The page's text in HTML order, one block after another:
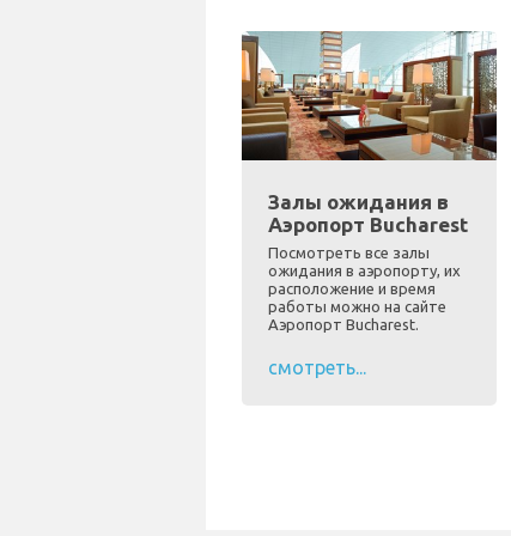
Залы ожидания в
Аэропорт Bucharest
Посмотреть все залы
ожидания в аэропорту, их
расположение и время
работы можно на сайте
Аэропорт Bucharest.
смотреть...